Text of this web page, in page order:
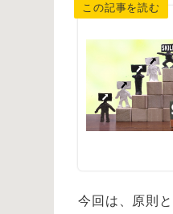
今回は、原則